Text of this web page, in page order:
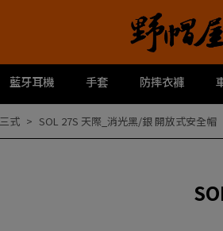
藍牙耳機 手套 防摔衣褲
式 SOL 27S 天際_消光黑/銀 開放式安全帽